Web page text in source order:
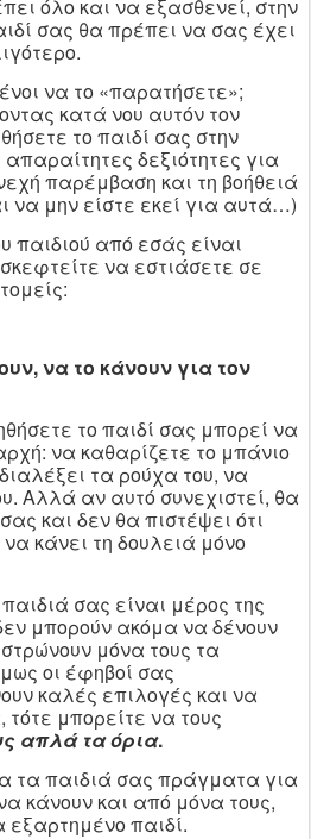
όλο και να εξασθενεί, στην
σας θα πρέπει να σας έχει
να το «παρατήσετε»;
κατά νου αυτόν τον
το παιδί σας στην
απαραίτητες δεξιότητες για
παρέμβαση και τη βοήθειά
να μην είστε εκεί για αυτά…)
παιδιού από εσάς είναι
να εστιάσετε σε
να το κάνουν για τον
το παιδί σας μπορεί να
να καθαρίζετε το μπάνιο
τα ρούχα του, να
Αλλά αν αυτό συνεχιστεί, θα
και δεν θα πιστέψει ότι
κάνει τη δουλειά μόνο
σας είναι μέρος της
μπορούν ακόμα να δένουν
μόνα τους τα
οι έφηβοί σας
καλές επιλογές και να
μπορείτε να τους
απλά τα όρια.
τα παιδιά σας πράγματα για
κάνουν και από μόνα τους,
εξαρτημένο παιδί.